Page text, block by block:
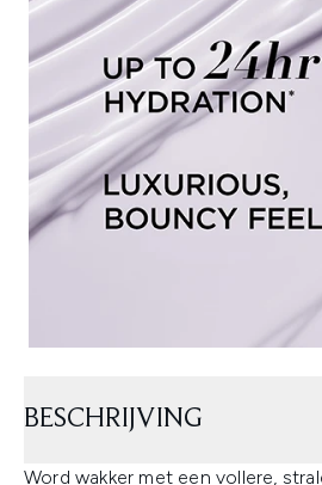
BESCHRIJVING
Word wakker met een vollere,